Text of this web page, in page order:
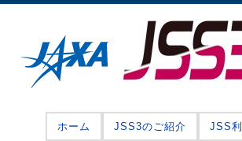
ホーム JSS3のご紹介 JSS